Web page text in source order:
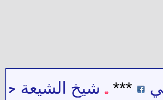
*** شيخ الشيعة